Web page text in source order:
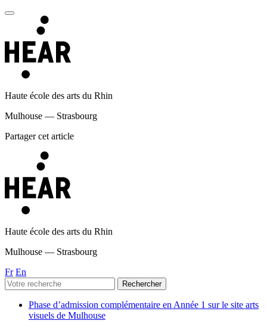
Haute école des arts du Rhin
Mulhouse — Strasbourg
Partager cet article
Haute école des arts du Rhin
Mulhouse — Strasbourg
Fr En
Phase d’admission complémentaire en Année 1 sur le site arts
visuels de Mulhouse